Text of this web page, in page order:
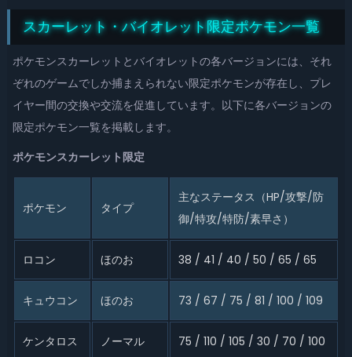
スカーレット・バイオレット限定ポケモン一覧
ポケモンスカーレットとバイオレットの各バージョンには、それ
ぞれのゲームでしか捕まえられない限定ポケモンが存在し、プレ
イヤー間の交換や交流を促進しています。以下に各バージョンの
限定ポケモン一覧を掲載します。
ポケモンスカーレット限定
ポケモン タイプ
主なステータス（HP/攻撃/防
御/特攻/特防/素早さ）
ロコン ほのお 38 / 41 / 40 / 50 / 65 / 65
キュウコン ほのお 73 / 67 / 75 / 81 / 100 / 109
ケンタロス ノーマル 75 / 110 / 105 / 30 / 70 / 100